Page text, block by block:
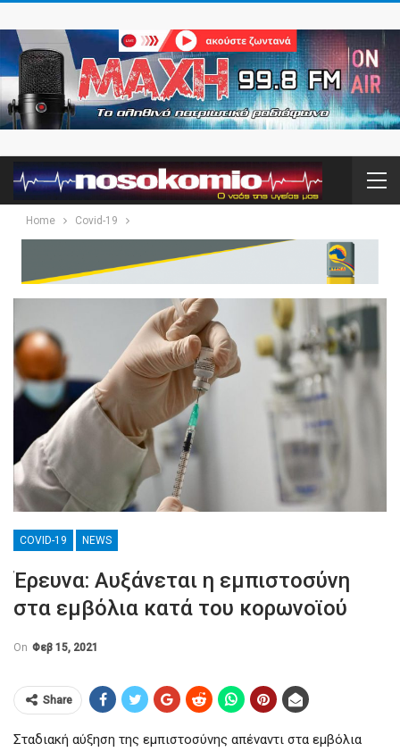
Home Covid-19
COVID-19 NEWS
Έρευνα: Αυξάνεται η εμπιστοσύνη
στα εμβόλια κατά του κορωνοϊού
On Φεβ 15, 2021
Share
Σταδιακή αύξηση της εμπιστοσύνης απέναντι στα εμβόλια